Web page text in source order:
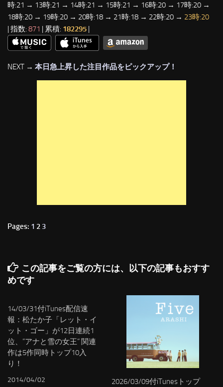
時:21 → 13時:21 → 14時:21 → 15時:21 → 16時:20 → 17時:20 →
18時:20 → 19時:20 → 20時:18 → 21時:18 → 22時:20 → 23時:20
| 指数: 871 | 累積: 182295 |
NEXT → 本日急上昇した注目作品をピックアップ！
Pages: 1 2 3
この記事をご覧の方には、以下の記事もおすす
めです
14/03/31付iTunes配信速
報：松たか子「レット・イ
ット・ゴー」が12日連続1
位、”アナと雪の女王” 関連
作は5作同時トップ10入
り！
2014/04/02
2026/03/09付iTunesトップ